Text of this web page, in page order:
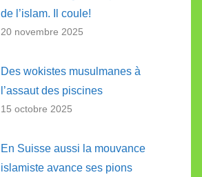
de l’islam. Il coule!
20 novembre 2025
Des wokistes musulmanes à
l’assaut des piscines
15 octobre 2025
En Suisse aussi la mouvance
islamiste avance ses pions